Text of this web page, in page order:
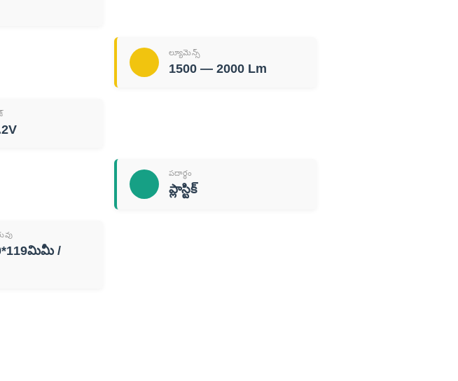
ల్యూమెన్స్
1500 — 2000 Lm
పదార్థం
ప్లాస్టిక్
/